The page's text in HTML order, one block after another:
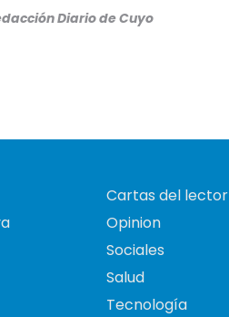
Diario de Cuyo
Cartas del lector
Opinion
Sociales
Salud
Tecnología